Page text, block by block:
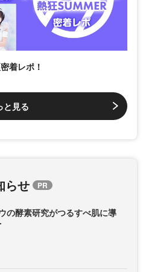
着レポ！
と見る
らせ
の酵素研究がつるすべ肌に導